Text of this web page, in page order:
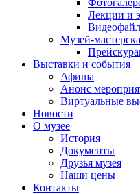
Лекции и
Музей-
Выставки и события
Афиша
Анонс
Виртуальные
Новости
О музее
История
Документы
Друзья музея
Наши цены
Контакты